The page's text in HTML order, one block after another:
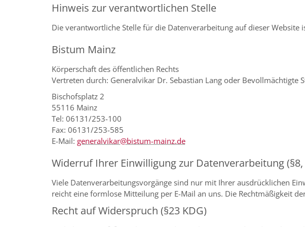
Hinweis zur verantwortlichen Stelle
Die verantwortliche Stelle für die Datenverarbeitung auf dieser Website
Bistum Mainz
Körperschaft des öffentlichen Rechts
Vertreten durch: Generalvikar Dr. Sebastian Lang oder Bevollmächtigte
Bischofsplatz 2
55116 Mainz
Tel: 06131/253-100
Fax: 06131/253-585
E-Mail: generalvikar@bistum-mainz.de
Widerruf Ihrer Einwilligung zur Datenverarbeitung (§8,
Viele Datenverarbeitungsvorgänge sind nur mit Ihrer ausdrücklichen
reicht eine formlose Mitteilung per E-Mail an uns. Die Rechtmäßigkeit
Recht auf Widerspruch (§23 KDG)